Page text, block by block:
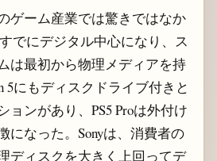
ゲーム産業では驚きではなか
でにデジタル中心になり、ス
は最初から物理メディアを持
5にもディスクドライブ付きと
ョンがあり、PS5 Proは外付け
になった。Sonyは、消費者の
ディスクを大きく上回ってデ